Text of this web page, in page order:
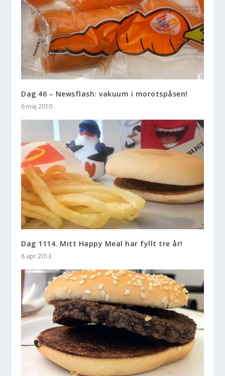
Dag 46 – Newsflash: vakuum i morotspåsen!
6 maj 2010
Dag 1114. Mitt Happy Meal har fyllt tre år!
8 apr 2013